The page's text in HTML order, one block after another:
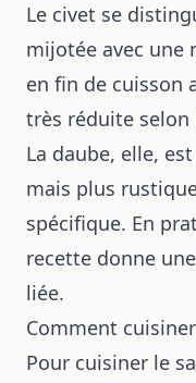
Le civet se
mijotée avec une
en fin de cuisson
très réduite
La daube, elle,
mais plus
spécifique. En
recette donne
liée.
Comment
Pour cuisiner le